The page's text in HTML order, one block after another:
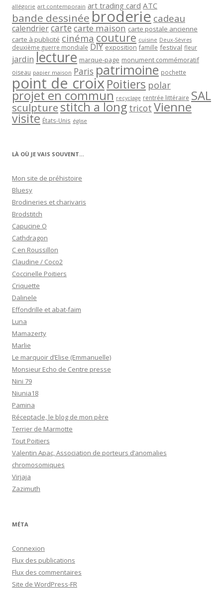
allégorie art contemporain art trading card ATC
bande dessinée broderie cadeau
calendriercartecarte maison carte postale ancienne
carte à publicité cinéma couture cuisine Deux-Sèvres
deuxième guerre mondiale DIY exposition famille festival fleur
jardin lecture marque-page monument commémoratif
oiseau papier maison Paris patrimoine pochette
point de croixPoitiers polar
projet en commun recyclage rentrée littéraire SAL
sculpturestitch a long tricot Vienne
visite États-Unis église
LÀ OÙ JE VAIS SOUVENT…
Mon site de préhistoire
Bluesy
Brodineries et charivaris
Brodstitch
Capucine O
Cathdragon
C en Roussillon
Claudine / Coco2
Coccinelle Poitiers
Criquette
Dalinele
Effondrille et abat-faim
Luna
Mamazerty
Marlie
Le marquoir d’Elise (Emmanuelle)
Monsieur Echo de Centre presse
Nini 79
Niunia18
Pamina
Réceptacle, le blog de mon père
Terrier de Marmotte
Tout Poitiers
Valentin Apac, Association de porteurs d’anomalies
chromosomiques
Virjaja
Zazimuth
MÉTA
Connexion
Flux des publications
Flux des commentaires
Site de WordPress-FR